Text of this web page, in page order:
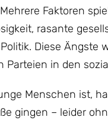
Faktoren
rasante
Diese Ängste
in den
Menschen ist,
gingen – leider